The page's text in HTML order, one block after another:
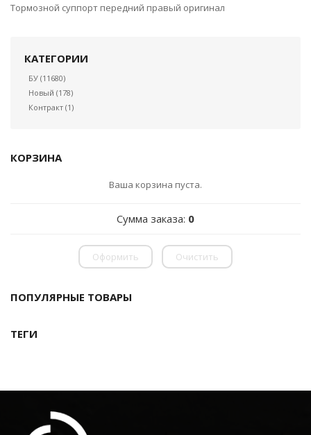
Тормозной суппорт передний правый оригинал
КАТЕГОРИИ
БУ (11680)
Новый (178)
Контракт (1)
КОРЗИНА
Ваша корзина пуста.
Сумма заказа: 0
Оформить Очистить
ПОПУЛЯРНЫЕ ТОВАРЫ
ТЕГИ